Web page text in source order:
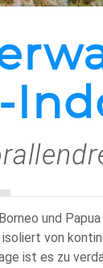
und
von
ist es zu